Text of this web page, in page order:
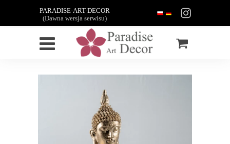
PARADISE-ART-DECOR
(Dawna wersja serwisu)